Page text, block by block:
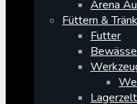
Arena
Füttern &
Futter